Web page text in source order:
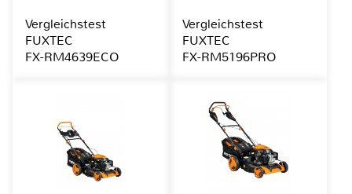
Vergleichstest
FUXTEC
FX-RM4639ECO
Vergleichstest
FUXTEC
FX-RM5196PRO